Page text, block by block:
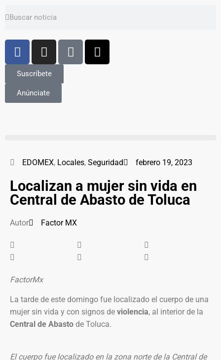
Suscríbete
Anúnciate
EDOMEX, Locales, Seguridad febrero 19, 2023
Localizan a mujer sin vida en
Central de Abasto de Toluca
Autor Factor MX
FactorMx
La tarde de este domingo fue localizado el cuerpo de una
mujer sin vida y con signos de violencia, al interior de la
Central de Abasto de Toluca.
El cuerpo fue localizado en la zona norte de la Central de